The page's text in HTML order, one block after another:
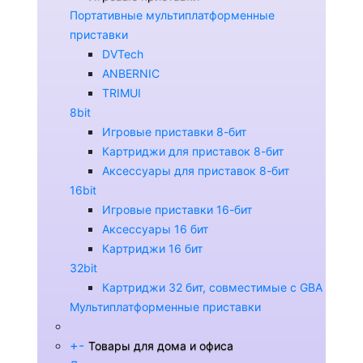
Портативные мультиплатформенные
приставки
DVTech
ANBERNIC
TRIMUI
8bit
Игровые приставки 8-бит
Картриджи для приставок 8-бит
Аксессуары для приставок 8-бит
16bit
Игровые приставки 16-бит
Аксессуары 16 бит
Картриджи 16 бит
32bit
Картриджи 32 бит, совместимые с GBA
Мультиплатформенные приставки
+- Товары для дома и офиса